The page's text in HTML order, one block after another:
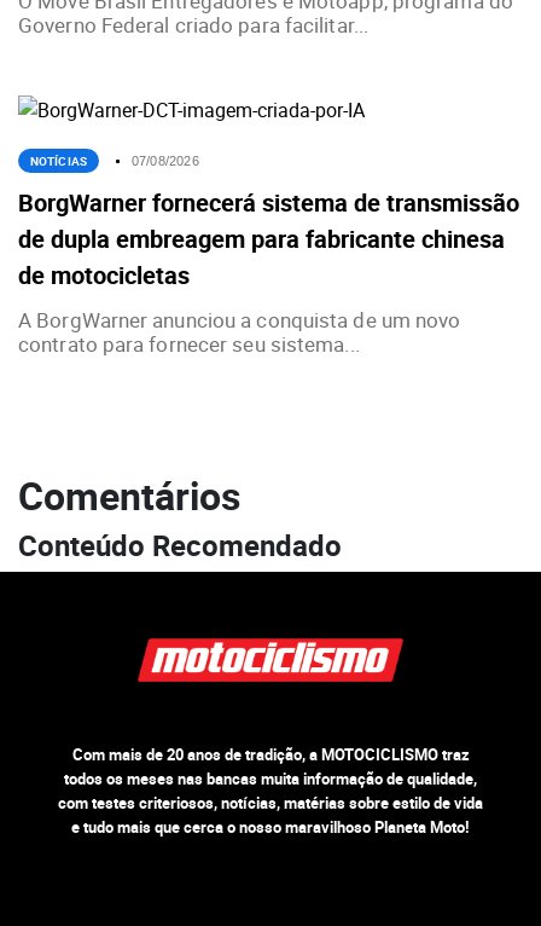
Governo Federal criado para facilitar...
NOTÍCIAS 07/08/2026
BorgWarner fornecerá sistema de transmissão
de dupla embreagem para fabricante chinesa
de motocicletas
A BorgWarner anunciou a conquista de um novo
contrato para fornecer seu sistema...
Comentários
Conteúdo Recomendado
Com mais de 20 anos de tradição, a MOTOCICLISMO traz
todos os meses nas bancas muita informação de qualidade,
com testes criteriosos, notícias, matérias sobre estilo de vida
e tudo mais que cerca o nosso maravilhoso Planeta Moto!